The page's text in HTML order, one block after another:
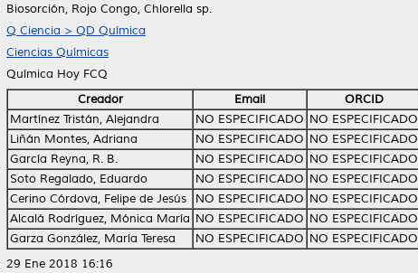
Biosorción, Rojo Congo, Chlorella sp.
Q Ciencia > QD Química
Ciencias Químicas
Química Hoy FCQ
Creador Email
ORCID
Martínez Tristán, Alejandra
NO ESPECIFICADO NO ESPECIFICADO
Liñán Montes, Adriana
NO ESPECIFICADO NO ESPECIFICADO
García Reyna, R. B.
NO ESPECIFICADO NO ESPECIFICADO
Soto Regalado, Eduardo
NO ESPECIFICADO NO ESPECIFICADO
Cerino Córdova, Felipe de Jesús
NO ESPECIFICADO NO ESPECIFICADO
Alcalá Rodríguez, Mónica María NO ESPECIFICADO NO ESPECIFICADO
Garza González, María Teresa
NO ESPECIFICADO NO ESPECIFICADO
29 Ene 2018 16:16